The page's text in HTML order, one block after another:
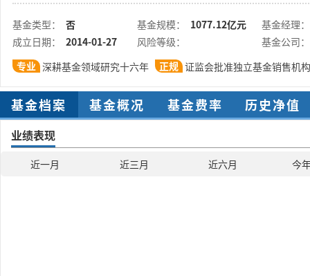
基金类型：
否
成立日期：
2014-01-27
基金规模：
1077.12亿元
风险等级：
基金经理：
基金公司：
专业 深耕基金领域研究十六年 正规 证监会批准独立基金销售机构
基金档案 基金概况 基金费率 历史净值
业绩表现
近一月 近三月 近六月 今